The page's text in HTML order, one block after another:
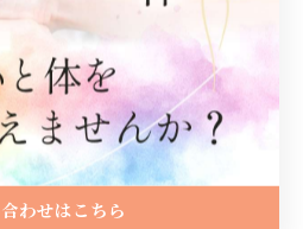
根本原因に働きかけます。
ではカイロプラクティックや
れているところも多く、患者
に合わせたオーダーメイド施
用者からは「長年悩んでいた
わせはこちら